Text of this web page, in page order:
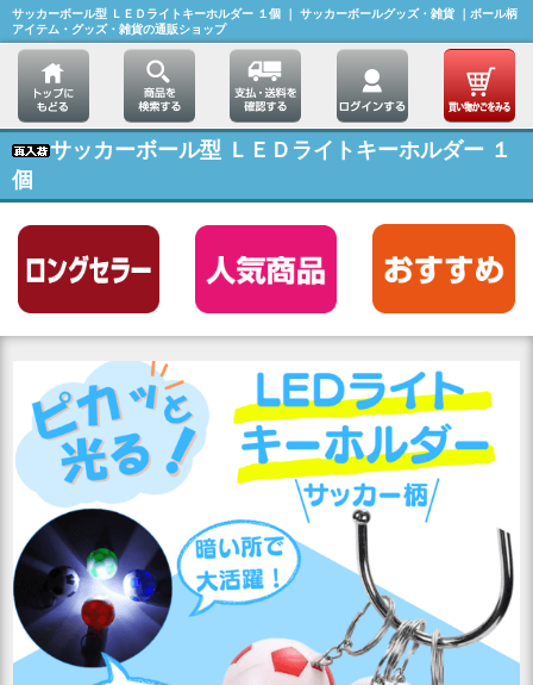
サッカーボール型 ＬＥＤライトキーホルダー １個 ｜ サッカーボールグッズ・雑貨 ｜ボール柄
アイテム・グッズ・雑貨の通販ショップ
サッカーボール型 ＬＥＤライトキーホルダー １
個